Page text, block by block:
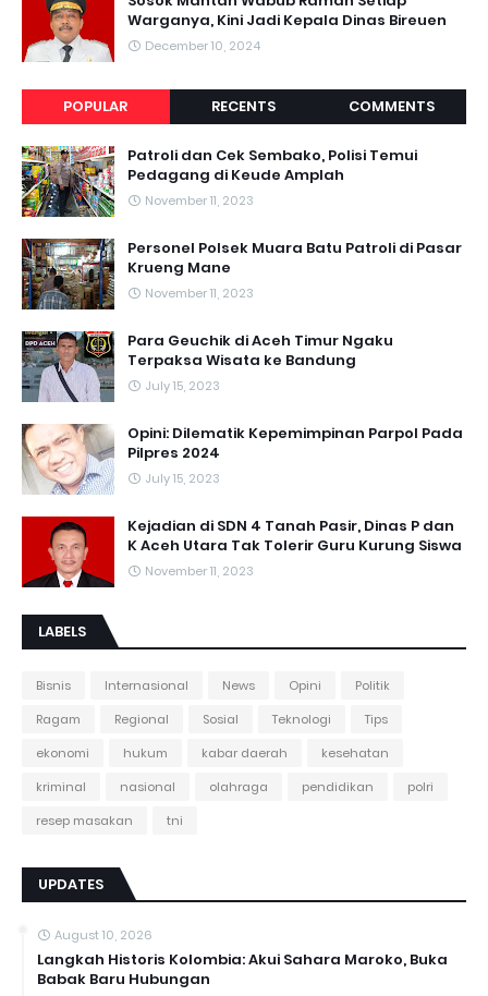
Warganya, Kini Jadi Kepala Dinas Bireuen
December 10, 2024
POPULAR RECENTS COMMENTS
Patroli dan Cek Sembako, Polisi Temui
Pedagang di Keude Amplah
November 11, 2023
Personel Polsek Muara Batu Patroli di Pasar
Krueng Mane
November 11, 2023
Para Geuchik di Aceh Timur Ngaku
Terpaksa Wisata ke Bandung
July 15, 2023
Opini: Dilematik Kepemimpinan Parpol Pada
Pilpres 2024
July 15, 2023
Kejadian di SDN 4 Tanah Pasir, Dinas P dan
K Aceh Utara Tak Tolerir Guru Kurung Siswa
November 11, 2023
LABELS
Bisnis Internasional News Opini
Politik
Ragam
Regional Sosial Teknologi
Tips
ekonomi
hukum kabar daerah
kesehatan
kriminal
nasional olahraga pendidikan
polri
resep masakan
tni
UPDATES
August 10, 2026
Langkah Historis Kolombia: Akui Sahara Maroko, Buka
Babak Baru Hubungan